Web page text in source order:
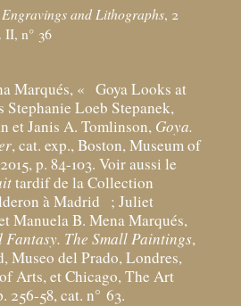
and Lithographs, 2
II, n° 36
Marqués, « Goya Looks at
Stephanie Loeb Stepanek,
et Janis A. Tomlinson, Goya.
, cat. exp., Boston, Museum of
p. 84-103. Voir aussi le
tardif de la Collection
à Madrid
; Juliet
Manuela B. Mena Marqués,
Fantasy. The Small Paintings,
Museo del Prado, Londres,
Arts, et Chicago, The Art
256-58, cat. n° 63.